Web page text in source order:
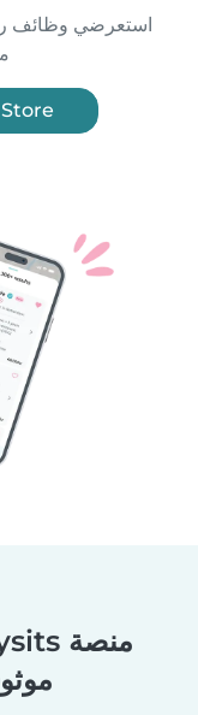
استعرضي وظائف